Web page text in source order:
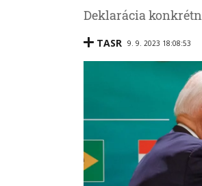
Deklarácia
TASR 9. 9. 2023 18:08:53